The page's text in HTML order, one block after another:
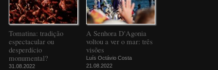
Tomatina: tradição
espectacular ou
desperdício
monumental?
31.08.2022
A Senhora D'Agonia
voltou a ver o mar: três
visões
Luís Octávio Costa
21.08.2022